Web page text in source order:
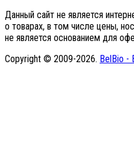
Данный сайт не является
о товарах, в том числе цены,
не является основанием для
Copyright © 2009-2026. BelBio -